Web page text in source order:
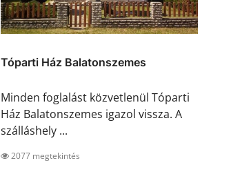
Tóparti Ház Balatonszemes
Minden foglalást közvetlenül Tóparti
Ház Balatonszemes igazol vissza. A
szálláshely ...
2077 megtekintés